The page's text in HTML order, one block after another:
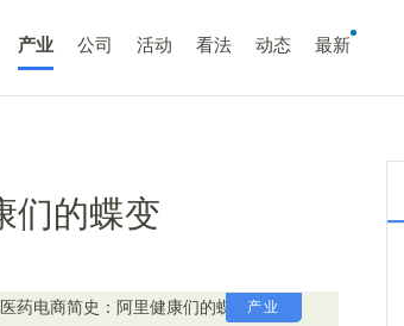
产业 公司 活动 看法 动态 最新
们的蝶变
产业